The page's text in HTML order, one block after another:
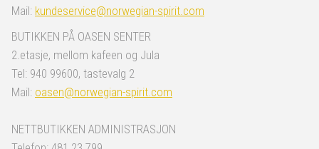
Mail: kundeservice@norwegian-spirit.com
BUTIKKEN PÅ OASEN SENTER
2.etasje, mellom kafeen og Jula
Tel: 940 99600, tastevalg 2
Mail: oasen@norwegian-spirit.com
NETTBUTIKKEN ADMINISTRASJON